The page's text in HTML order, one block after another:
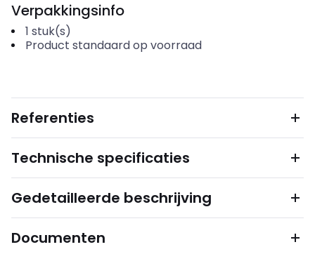
Verpakkingsinfo
1 stuk(s)
Product standaard op voorraad
Referenties
Technische specificaties
Gedetailleerde beschrijving
Documenten